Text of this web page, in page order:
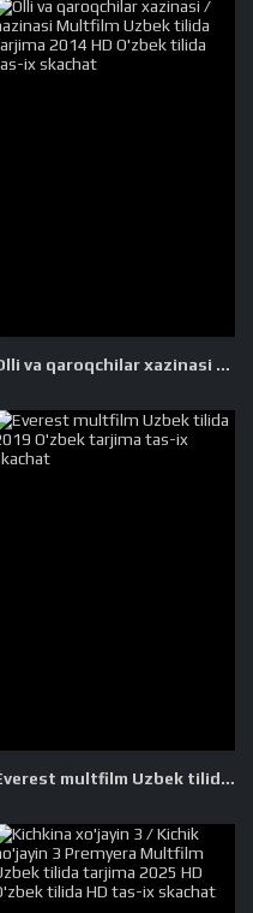
Olli va qaroqchilar xazinasi / hazinasi Multfilm Uzbek tilida tarjima 2014 HD O'zbek tilida tas-ix skachat
Everest multfilm Uzbek tilida 2019 O'zbek tarjima tas-ix skachat